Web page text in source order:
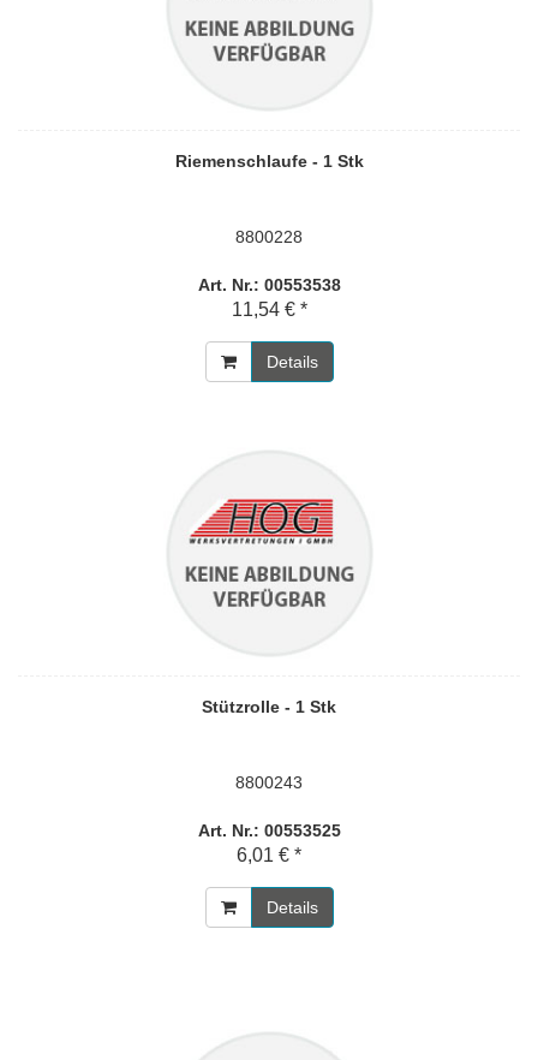
Riemenschlaufe - 1 Stk
8800228
Art. Nr.: 00553538
11,54 € *
Details
Stützrolle - 1 Stk
8800243
Art. Nr.: 00553525
6,01 € *
Details